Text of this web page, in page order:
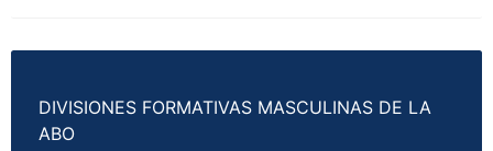
DIVISIONES FORMATIVAS MASCULINAS DE LA
ABO